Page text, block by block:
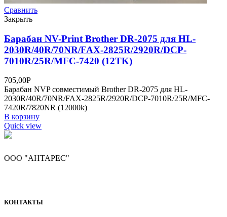
Сравнить
Закрыть
Барабан NV-Print Brother DR-2075 для HL-
2030R/40R/70NR/FAX-2825R/2920R/DCP-
7010R/25R/MFC-7420 (12TK)
705,00Р
Барабан NVP совместимый Brother DR-2075 для HL-
2030R/40R/70NR/FAX-2825R/2920R/DCP-7010R/25R/MFC-
7420R/7820NR (12000k)
В корзину
Quick view
ООО "АНТАРЕС"
КОНТАКТЫ